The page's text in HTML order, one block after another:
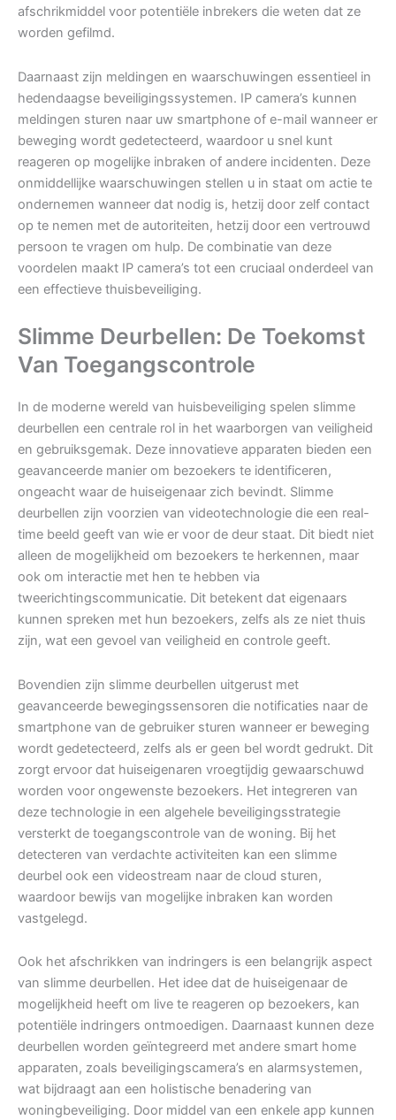
afschrikmiddel voor potentiële inbrekers die weten dat ze
worden gefilmd.
Daarnaast zijn meldingen en waarschuwingen essentieel in
hedendaagse beveiligingssystemen. IP camera’s kunnen
meldingen sturen naar uw smartphone of e-mail wanneer er
beweging wordt gedetecteerd, waardoor u snel kunt
reageren op mogelijke inbraken of andere incidenten. Deze
onmiddellijke waarschuwingen stellen u in staat om actie te
ondernemen wanneer dat nodig is, hetzij door zelf contact
op te nemen met de autoriteiten, hetzij door een vertrouwd
persoon te vragen om hulp. De combinatie van deze
voordelen maakt IP camera’s tot een cruciaal onderdeel van
een effectieve thuisbeveiliging.
Slimme Deurbellen: De Toekomst
Van Toegangscontrole
In de moderne wereld van huisbeveiliging spelen slimme
deurbellen een centrale rol in het waarborgen van veiligheid
en gebruiksgemak. Deze innovatieve apparaten bieden een
geavanceerde manier om bezoekers te identificeren,
ongeacht waar de huiseigenaar zich bevindt. Slimme
deurbellen zijn voorzien van videotechnologie die een real-
time beeld geeft van wie er voor de deur staat. Dit biedt niet
alleen de mogelijkheid om bezoekers te herkennen, maar
ook om interactie met hen te hebben via
tweerichtingscommunicatie. Dit betekent dat eigenaars
kunnen spreken met hun bezoekers, zelfs als ze niet thuis
zijn, wat een gevoel van veiligheid en controle geeft.
Bovendien zijn slimme deurbellen uitgerust met
geavanceerde bewegingssensoren die notificaties naar de
smartphone van de gebruiker sturen wanneer er beweging
wordt gedetecteerd, zelfs als er geen bel wordt gedrukt. Dit
zorgt ervoor dat huiseigenaren vroegtijdig gewaarschuwd
worden voor ongewenste bezoekers. Het integreren van
deze technologie in een algehele beveiligingsstrategie
versterkt de toegangscontrole van de woning. Bij het
detecteren van verdachte activiteiten kan een slimme
deurbel ook een videostream naar de cloud sturen,
waardoor bewijs van mogelijke inbraken kan worden
vastgelegd.
Ook het afschrikken van indringers is een belangrijk aspect
van slimme deurbellen. Het idee dat de huiseigenaar de
mogelijkheid heeft om live te reageren op bezoekers, kan
potentiële indringers ontmoedigen. Daarnaast kunnen deze
deurbellen worden geïntegreerd met andere smart home
apparaten, zoals beveiligingscamera’s en alarmsystemen,
wat bijdraagt aan een holistische benadering van
woningbeveiliging. Door middel van een enkele app kunnen